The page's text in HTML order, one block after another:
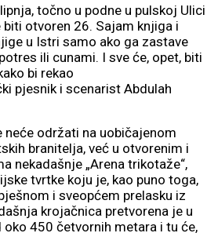
točno u podne u pulskoj Ulici
otvoren 26. Sajam knjiga i
u Istri samo ako ga zastave
ili cunami. I sve će, opet, biti
bi rekao
pjesnik i scenarist Abdulah
neće održati na uobičajenom
branitelja, već u otvorenim i
nekadašnje „Arena trikotaže“,
tvrtke koju je, kao puno toga,
i sveopćem prelasku iz
krojačnica pretvorena je u
450 četvornih metara i tu će,